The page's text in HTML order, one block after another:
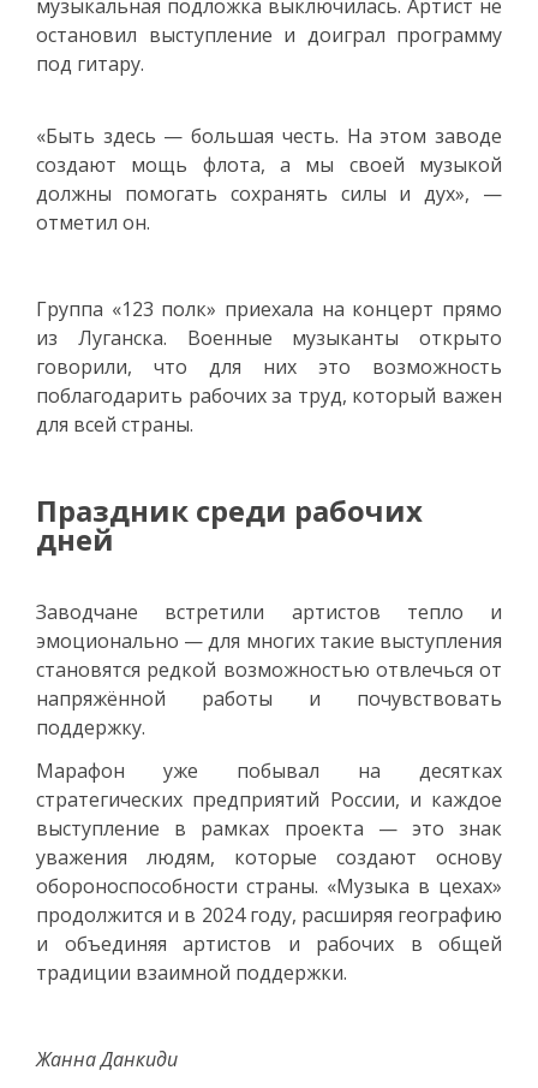
музыкальная подложка выключилась. Артист не
остановил выступление и доиграл программу
под гитару.
«Быть здесь — большая честь. На этом заводе
создают мощь флота, а мы своей музыкой
должны помогать сохранять силы и дух», —
отметил он.
Группа «123 полк» приехала на концерт прямо
из Луганска. Военные музыканты открыто
говорили, что для них это возможность
поблагодарить рабочих за труд, который важен
для всей страны.
Праздник среди рабочих
дней
Заводчане встретили артистов тепло и
эмоционально — для многих такие выступления
становятся редкой возможностью отвлечься от
напряжённой работы и почувствовать
поддержку.
Марафон уже побывал на десятках
стратегических предприятий России, и каждое
выступление в рамках проекта — это знак
уважения людям, которые создают основу
обороноспособности страны. «Музыка в цехах»
продолжится и в 2024 году, расширяя географию
и объединяя артистов и рабочих в общей
традиции взаимной поддержки.
Жанна Данкиди